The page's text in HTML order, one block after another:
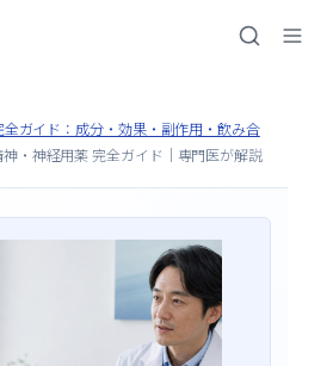
ガイド：成分・効果・副作用・飲み合
神・神経用薬 完全ガイド｜専門医が解説